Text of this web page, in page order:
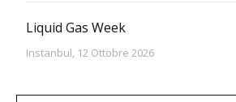
Liquid Gas Week
Instanbul, 12 Ottobre 2026